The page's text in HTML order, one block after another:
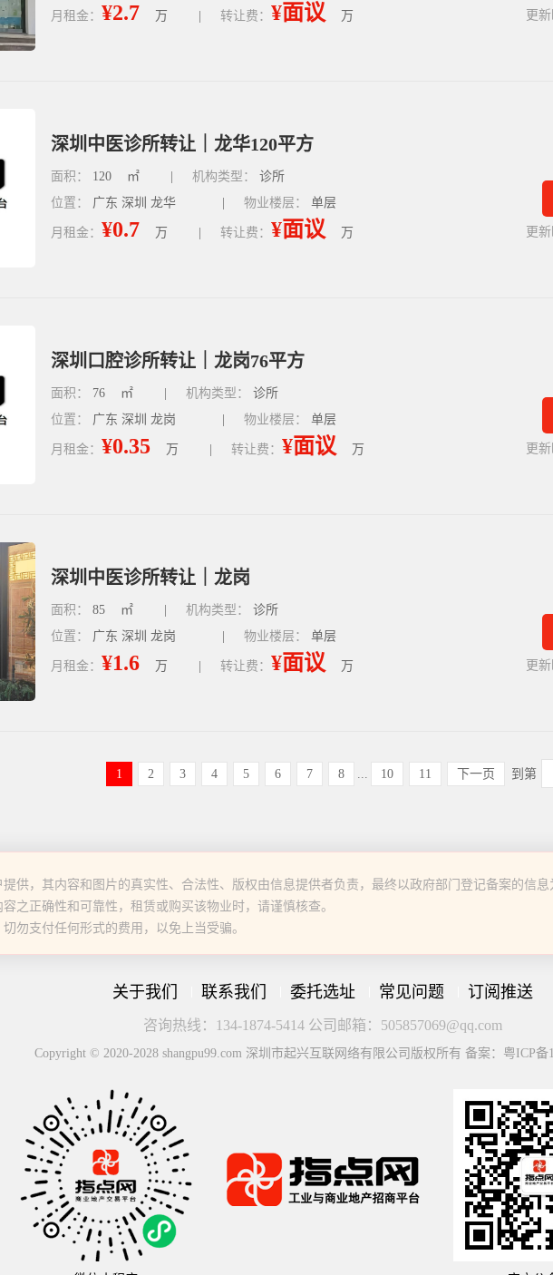
月租金： ¥2.7 万 转让费： ¥面议 万 更新
深圳中医诊所转让｜龙华120平方
面积： 120 ㎡ 机构类型：
诊所
位置： 广东 深圳 龙华 物业楼层： 单层
月租金： ¥0.7 万 转让费： ¥面议 万 更新
深圳口腔诊所转让｜龙岗76平方
面积： 76 ㎡ 机构类型：
诊所
位置： 广东 深圳 龙岗 物业楼层： 单层
月租金： ¥0.35 万 转让费： ¥面议 万 更新
深圳中医诊所转让｜龙岗
面积： 85 ㎡ 机构类型：
诊所
位置： 广东 深圳 龙岗 物业楼层： 单层
月租金： ¥1.6 万 转让费： ¥面议 万 更新
1 2 3 4 5 6 7 8 ... 10 11 下一页 到第
供，其内容和图片的真实性、合法性、版权由信息提供者负责，最终以政府部门登记备案的信
之正确性和可靠性，租赁或购买该物业时，请谨慎核查。
勿支付任何形式的费用，以免上当受骗。
关于我们 联系我们 委托选址 常见问题 订阅推送
咨询热线：134-1874-5414 公司邮箱：505857069@qq.com
Copyright © 2020-2028 shangpu99.com 深圳市起兴互联网络有限公司版权所有 备案：粤ICP备